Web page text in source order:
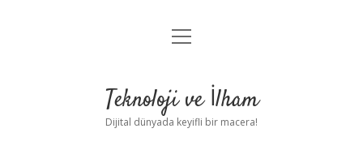
Anasayfa
Yasal Uyarı
menüyü
Teknoloji ve İlham
Dijital dünyada keyifli bir macera!